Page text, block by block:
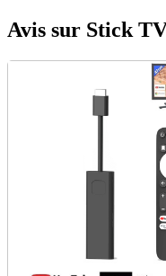
Avis sur Stick